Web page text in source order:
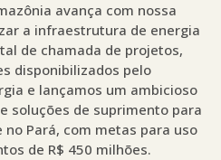
avança com nossa
a infraestrutura de energia
de chamada de projetos,
disponibilizados pelo
e lançamos um ambicioso
soluções de suprimento para
Pará, com metas para uso
de R$ 450 milhões.